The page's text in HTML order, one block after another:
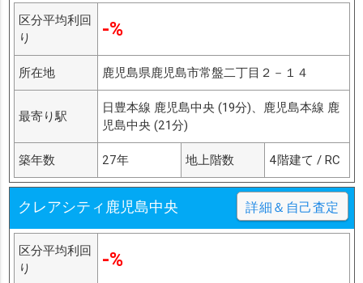
区分平均利回
り
-%
所在地 鹿児島県鹿児島市常盤二丁目２－１４
最寄り駅
日豊本線 鹿児島中央 (19分)、鹿児島本線 鹿
児島中央 (21分)
築年数 27年 地上階数 4階建て / RC
クレアシティ鹿児島中央 詳細＆自己査定
区分平均利回
り
-%